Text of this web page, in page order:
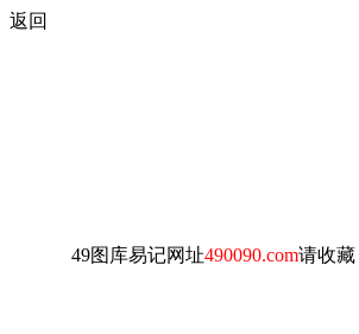
返回
49图库易记网址490090.com请收